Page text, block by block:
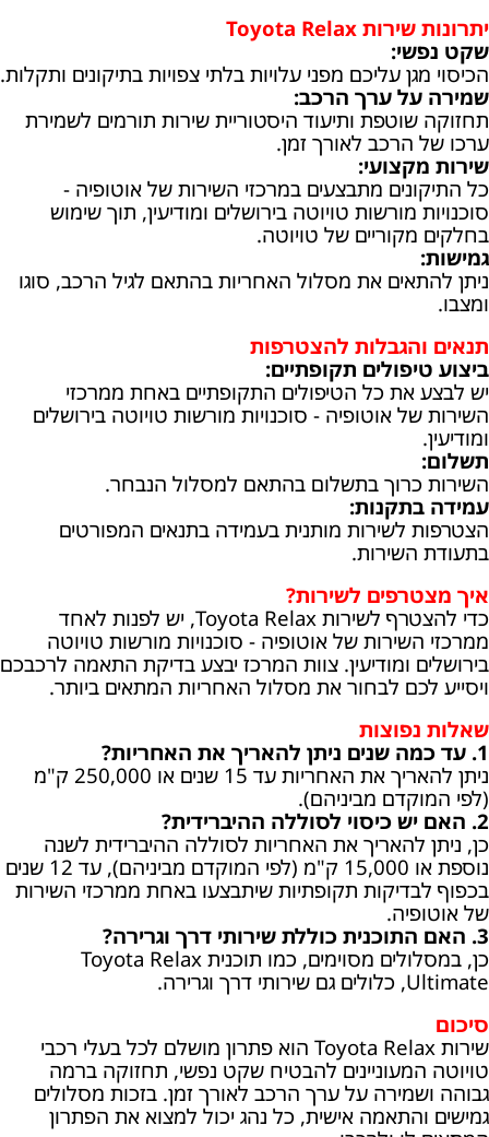
יתרונות שירות Toyota Relax
שקט נפשי:
הכיסוי מגן עליכם מפני עלויות בלתי צפויות בתיקונים ותקלות.
שמירה על ערך הרכב:
תחזוקה שוטפת ותיעוד היסטוריית שירות תורמים לשמירת
ערכו של הרכב לאורך זמן.
שירות מקצועי:
כל התיקונים מתבצעים במרכזי השירות של אוטופיה -
סוכנויות מורשות טויוטה בירושלים ומודיעין, תוך שימוש
בחלקים מקוריים של טויוטה.
גמישות:
ניתן להתאים את מסלול האחריות בהתאם לגיל הרכב, סוגו
ומצבו.
תנאים והגבלות להצטרפות
ביצוע טיפולים תקופתיים:
יש לבצע את כל הטיפולים התקופתיים באחת ממרכזי
השירות של אוטופיה - סוכנויות מורשות טויוטה בירושלים
ומודיעין.
תשלום:
השירות כרוך בתשלום בהתאם למסלול הנבחר.
עמידה בתקנות:
הצטרפות לשירות מותנית בעמידה בתנאים המפורטים
בתעודת השירות.
איך מצטרפים לשירות?
כדי להצטרף לשירות Toyota Relax, יש לפנות לאחד
ממרכזי השירות של אוטופיה - סוכנויות מורשות טויוטה
בירושלים ומודיעין. צוות המרכז יבצע בדיקת התאמה לרכבכם
ויסייע לכם לבחור את מסלול האחריות המתאים ביותר.
שאלות נפוצות
1. עד כמה שנים ניתן להאריך את האחריות?
ניתן להאריך את האחריות עד 15 שנים או 250,000 ק"מ
(לפי המוקדם מביניהם).
2. האם יש כיסוי לסוללה ההיברידית?
כן, ניתן להאריך את האחריות לסוללה ההיברידית לשנה
נוספת או 15,000 ק"מ (לפי המוקדם מביניהם), עד 12 שנים
בכפוף לבדיקות תקופתיות שיתבצעו באחת ממרכזי השירות
של אוטופיה.
3. האם התוכנית כוללת שירותי דרך וגרירה?
כן, במסלולים מסוימים, כמו תוכנית Toyota Relax
Ultimate, כלולים גם שירותי דרך וגרירה.
סיכום
שירות Toyota Relax הוא פתרון מושלם לכל בעלי רכבי
טויוטה המעוניינים להבטיח שקט נפשי, תחזוקה ברמה
גבוהה ושמירה על ערך הרכב לאורך זמן. בזכות מסלולים
גמישים והתאמה אישית, כל נהג יכול למצוא את הפתרון